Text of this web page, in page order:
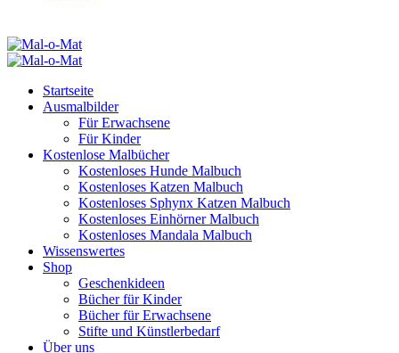
Startseite
Ausmalbilder
Für Erwachsene
Für Kinder
Kostenlose Malbücher
Kostenloses Hunde Malbuch
Kostenloses Katzen Malbuch
Kostenloses Sphynx Katzen Malbuch
Kostenloses Einhörner Malbuch
Kostenloses Mandala Malbuch
Wissenswertes
Shop
Geschenkideen
Bücher für Kinder
Bücher für Erwachsene
Stifte und Künstlerbedarf
Über uns